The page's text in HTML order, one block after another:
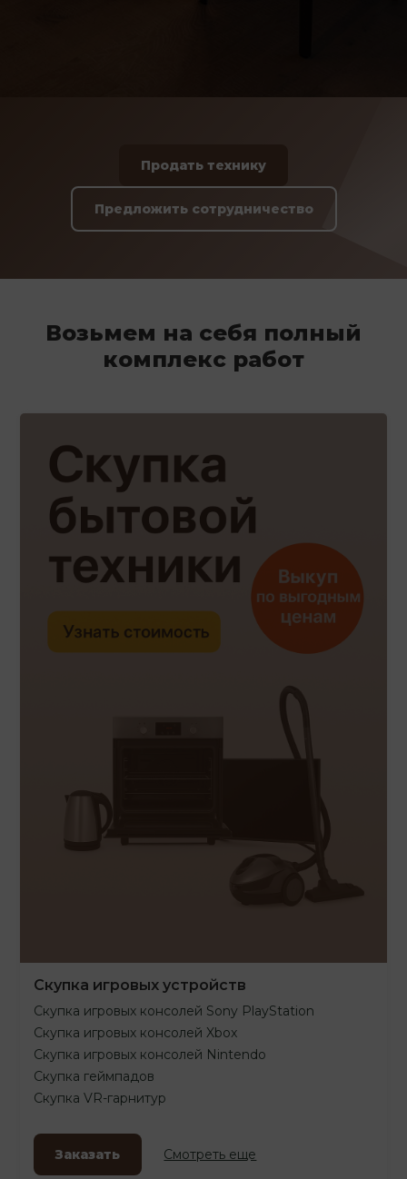
Продать технику
Предложить сотрудничество
Возьмем на себя полный
комплекс работ
Скупка игровых устройств
Скупка игровых консолей Sony PlayStation
Скупка игровых консолей Xbox
Скупка игровых консолей Nintendo
Скупка геймпадов
Скупка VR-гарнитур
Заказать Смотреть еще